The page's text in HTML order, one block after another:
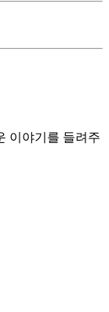
이야기를 들려주